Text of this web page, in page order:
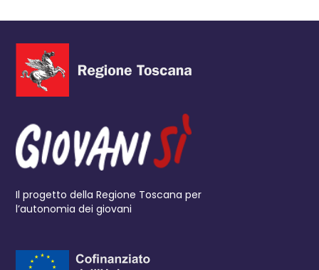
Il progetto della Regione Toscana per
l’autonomia dei giovani